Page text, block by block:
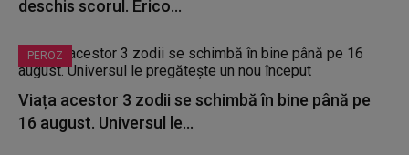
deschis scorul. Erico...
PEROZ
Viața acestor 3 zodii se schimbă în bine până pe
16 august. Universul le...